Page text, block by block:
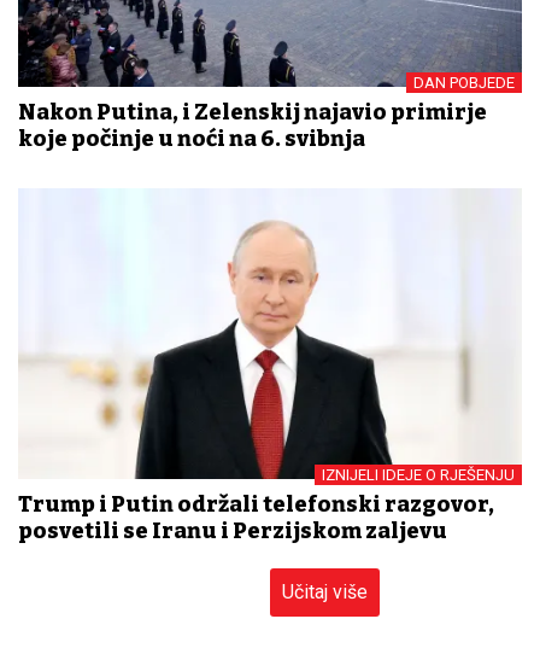
DAN POBJEDE
Nakon Putina, i Zelenskij najavio primirje
koje počinje u noći na 6. svibnja
IZNIJELI IDEJE O RJEŠENJU
Trump i Putin održali telefonski razgovor,
posvetili se Iranu i Perzijskom zaljevu
Učitaj više